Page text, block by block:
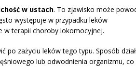
w ustach. To zjawisko może
występuje w przypadku leków
w terapii choroby lokomocyjnej.
po zażyciu leków tego typu. Sposób
lub odwodnienia organizmu, co